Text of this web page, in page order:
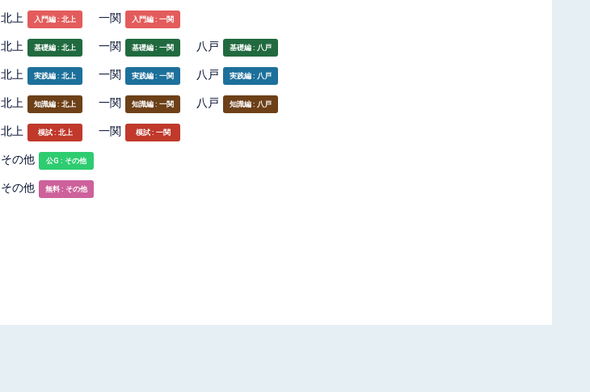
北上 入門編 : 北上 一関 入門編 : 一関
北上 基礎編 : 北上 一関 基礎編 : 一関 八戸 基礎編 : 八戸
北上 実践編 : 北上 一関 実践編 : 一関 八戸 実践編 : 八戸
北上 知識編 : 北上 一関 知識編 : 一関 八戸 知識編 : 八戸
北上 模試 : 北上 一関 模試 : 一関
その他 公G : その他
その他 無料 : その他